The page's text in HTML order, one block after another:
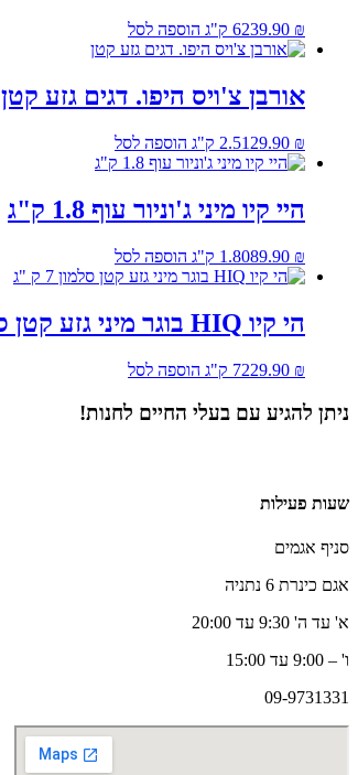
239.90 ₪ 6 ק"ג הוספה לסל
אורבן צ'ויס היפו. דגים גזע קטן
129.90 ₪ 2.5 ק"ג הוספה לסל
היי קיו מיני ג'וניור עוף 1.8 ק"ג
89.90 ₪ 1.80 ק"ג הוספה לסל
הי קיו HIQ בוגר מיני גזע קטן סלמון 7 ק "ג
229.90 ₪ 7 ק"ג הוספה לסל
ניתן להגיע עם בעלי החיים לחנות!
שעות פעילות
סניף אגמים
אגם כינרת 6 נתניה
א' עד ה' 9:30 עד 20:00
ו' – 9:00 עד 15:00
09-9731331